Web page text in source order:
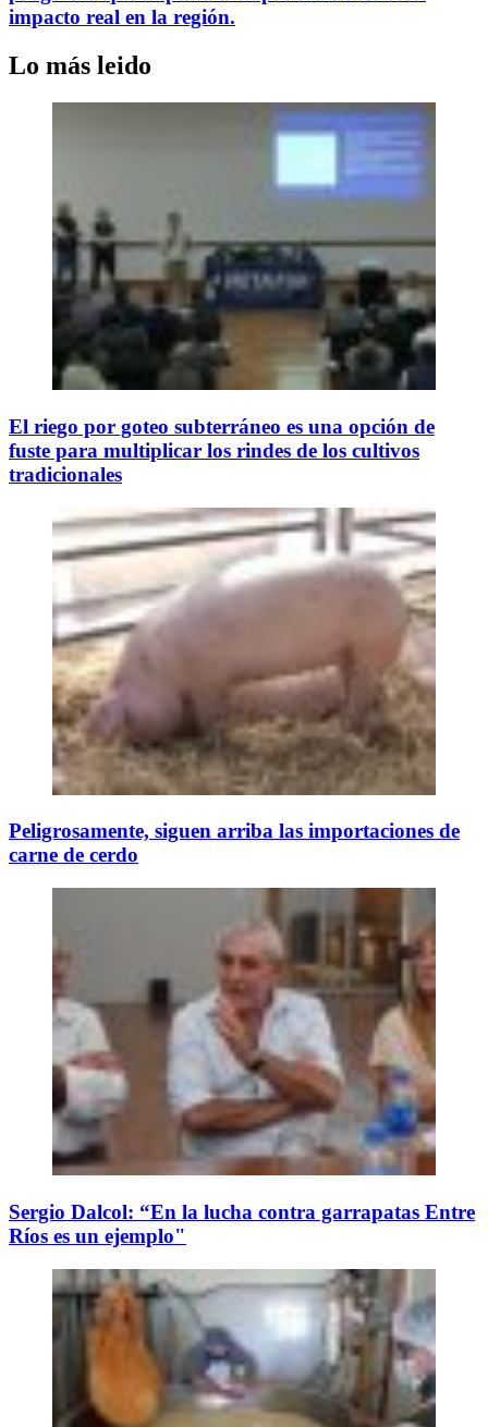
impacto real en la región.
Lo más leido
El riego por goteo subterráneo es una opción de
fuste para multiplicar los rindes de los cultivos
tradicionales
Peligrosamente, siguen arriba las importaciones de
carne de cerdo
Sergio Dalcol: “En la lucha contra garrapatas Entre
Ríos es un ejemplo"